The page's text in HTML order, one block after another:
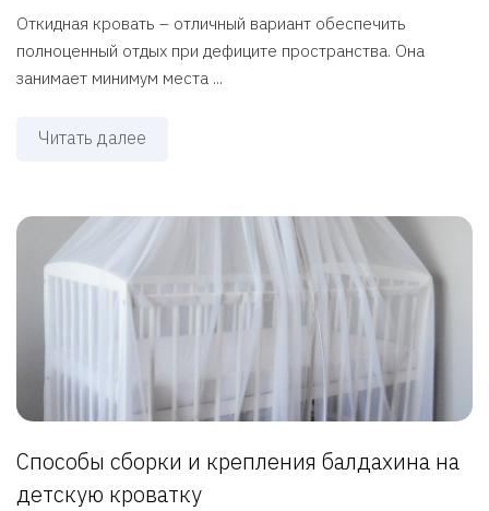
Откидная кровать – отличный вариант обеспечить
полноценный отдых при дефиците пространства. Она
занимает минимум места ...
Читать далее
Способы сборки и крепления балдахина на
детскую кроватку